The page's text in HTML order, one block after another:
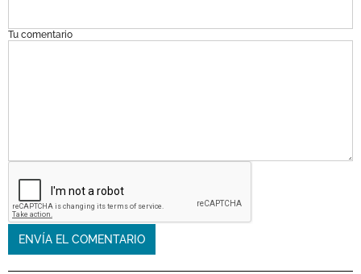
Tu comentario